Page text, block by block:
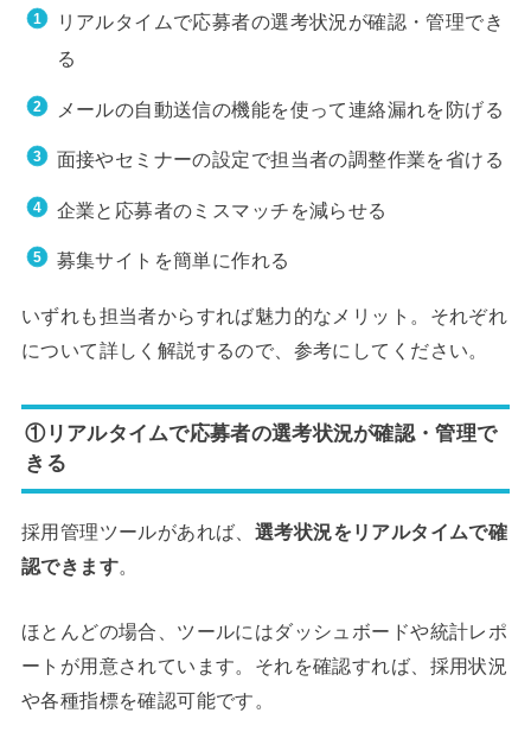
リアルタイムで応募者の選考状況が確認・管理でき
る
メールの自動送信の機能を使って連絡漏れを防げる
面接やセミナーの設定で担当者の調整作業を省ける
企業と応募者のミスマッチを減らせる
募集サイトを簡単に作れる
いずれも担当者からすれば魅力的なメリット。それぞれ
について詳しく解説するので、参考にしてください。
①リアルタイムで応募者の選考状況が確認・管理で
きる
採用管理ツールがあれば、 選考状況をリアルタイムで確
認できます。
ほとんどの場合、ツールにはダッシュボードや統計レポ
ートが用意されています。それを確認すれば、採用状況
や各種指標を確認可能です。